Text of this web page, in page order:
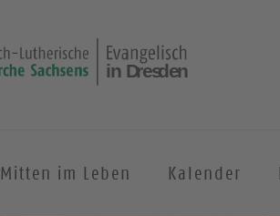
Mitten im Leben Kalender